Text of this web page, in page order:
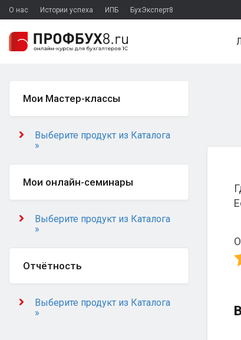
О нас Истории успеха ИПБ БухЭксперт8
Мои Мастер-классы
Выберите продукт из Каталога
»
Мои онлайн-семинары
Выберите продукт из Каталога
»
Отчётность
Выберите продукт из Каталога
»